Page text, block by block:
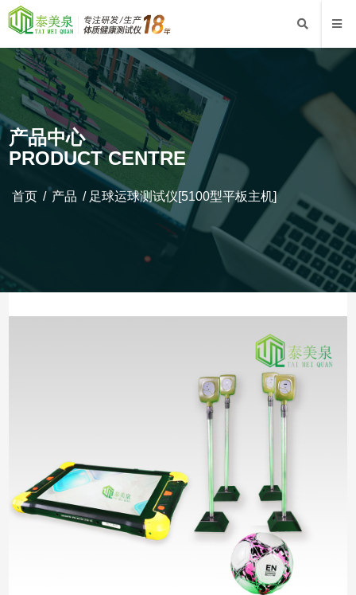
产品中心
PRODUCT CENTRE
首页 / 产品 / 足球运球测试仪[5100型平板主机]